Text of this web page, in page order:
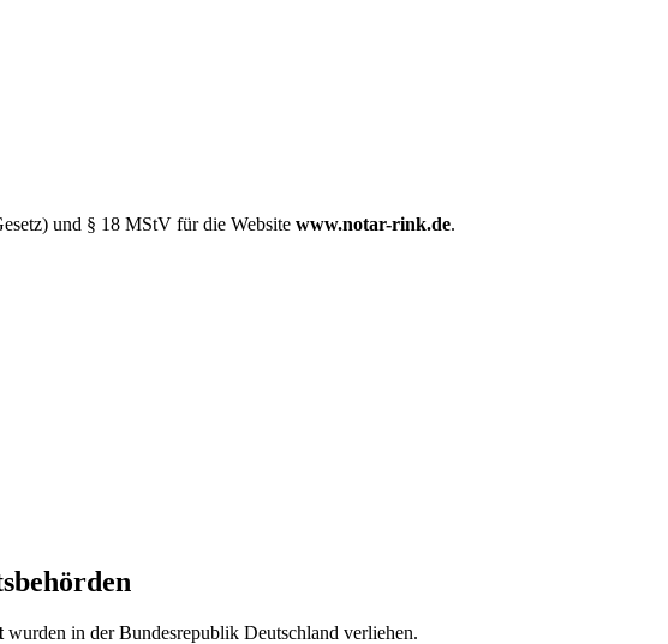
und § 18 MStV für die Website www.notar-rink.de.
wurden in der Bundesrepublik Deutschland verliehen.